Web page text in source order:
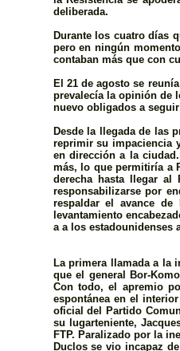
deliberada.
Durante los cuatro días
pero en ningún
contaban más que con
El 21 de agosto se
prevalecía la opinión de
nuevo obligados a
Desde la llegada de las
reprimir su impaciencia
en dirección a la
más, lo que permitiría a
derecha hasta llegar al
responsabilizarse por
respaldar el avance
levantamiento
a a los estadounidenses
La primera llamada a la
que el general Bor-
Con todo, el apremio
espontánea en el
oficial del Partido
su lugarteniente,
FTP. Paralizado por la
Duclos se vio incapaz